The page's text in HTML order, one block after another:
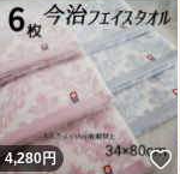
4,280円